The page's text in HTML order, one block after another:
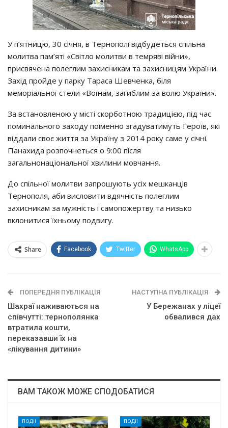
У п’ятницю, 30 січня, в Тернополі відбудеться спільна
молитва пам’яті «Світло молитви в темряві війни»,
присвячена полеглим захисникам та захисницям України.
Захід пройде у парку Тараса Шевченка, біля
меморіальної стели «Воїнам, загиблим за волю України».
За встановленою у місті скорботною традицією, під час
поминального заходу поіменно згадуватимуть Героїв, які
віддали своє життя за Україну з 2014 року саме у січні.
Панахида розпочнеться о 9:00 після
загальнонаціональної хвилини мовчання.
До спільної молитви запрошують усіх мешканців
Тернополя, аби висловити вдячність полеглим
захисникам за мужність і самопожертву та низько
вклонитися їхньому подвигу.
Share Facebook Twitter WhatsApp
ПОПЕРЕДНЯ ПУБЛІКАЦІЯ
Шахраї наживаються на
співчутті: тернополянка
втратила кошти,
переказавши їх на
«лікування дитини»
НАСТУПНА ПУБЛІКАЦІЯ
У Бережанах у ліцеї
обвалився дах
ВАМ ТАКОЖ МОЖЕ СПОДОБАТИСЯ
ПОДІЇ ПОДІЇ